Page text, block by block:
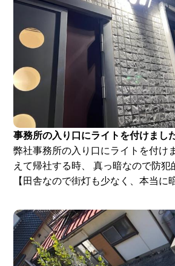
事務所の入り口にライトを付けまし
弊社事務所の入り口にライトを付け
えて帰社する時、 真っ暗なので防犯
【田舎なので街灯も少なく、本当に